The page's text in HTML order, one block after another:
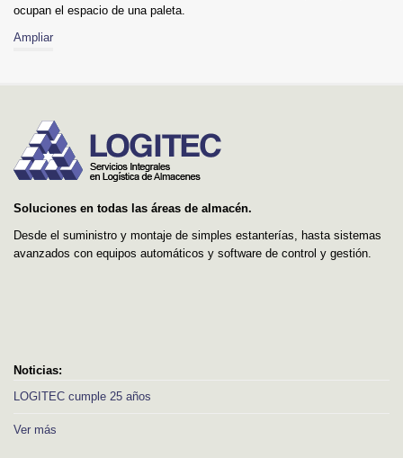
ocupan el espacio de una paleta.
Ampliar
Soluciones en todas las áreas de almacén.
Desde el suministro y montaje de simples estanterías, hasta sistemas
avanzados con equipos automáticos y software de control y gestión.
Noticias:
LOGITEC cumple 25 años
Ver más